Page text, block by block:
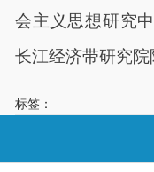
会主义思想研究
长江经济带研究院
标签：